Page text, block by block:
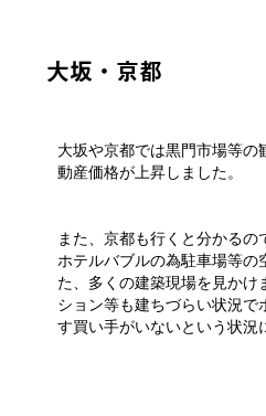
大坂・京都
大坂や京都では黒門市場等の
動産価格が上昇しました。
また、京都も行くと分かる
ホテルバブルの為駐車場等の
た、多くの建築現場を見かけ
ション等も建ちづらい状況で
す買い手がいないという状況